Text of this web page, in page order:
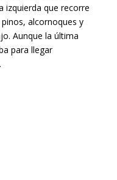
izquierda que recorre
alcornoques y
Aunque la última
para llegar